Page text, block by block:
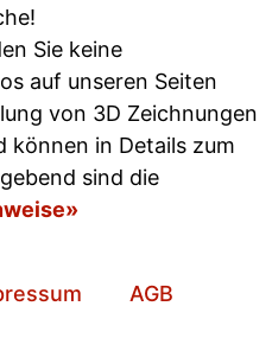
Sie keine
auf unseren Seiten
von 3D Zeichnungen
können in Details zum
sind die
AGB